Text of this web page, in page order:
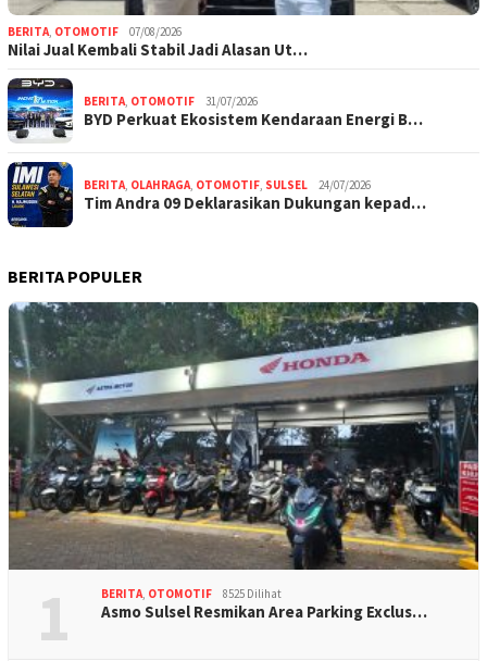
BERITA, OTOMOTIF 07/08/2026
Nilai Jual Kembali Stabil Jadi Alasan Ut…
BERITA, OTOMOTIF 31/07/2026
BYD Perkuat Ekosistem Kendaraan Energi B…
BERITA, OLAHRAGA, OTOMOTIF, SULSEL 24/07/2026
Tim Andra 09 Deklarasikan Dukungan kepad…
BERITA POPULER
1 BERITA, OTOMOTIF 8525 Dilihat
Asmo Sulsel Resmikan Area Parking Exclus…